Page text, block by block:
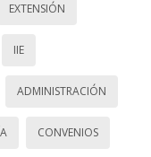
EXTENSIÓN
IIE
ADMINISTRACIÓN
CONVENIOS